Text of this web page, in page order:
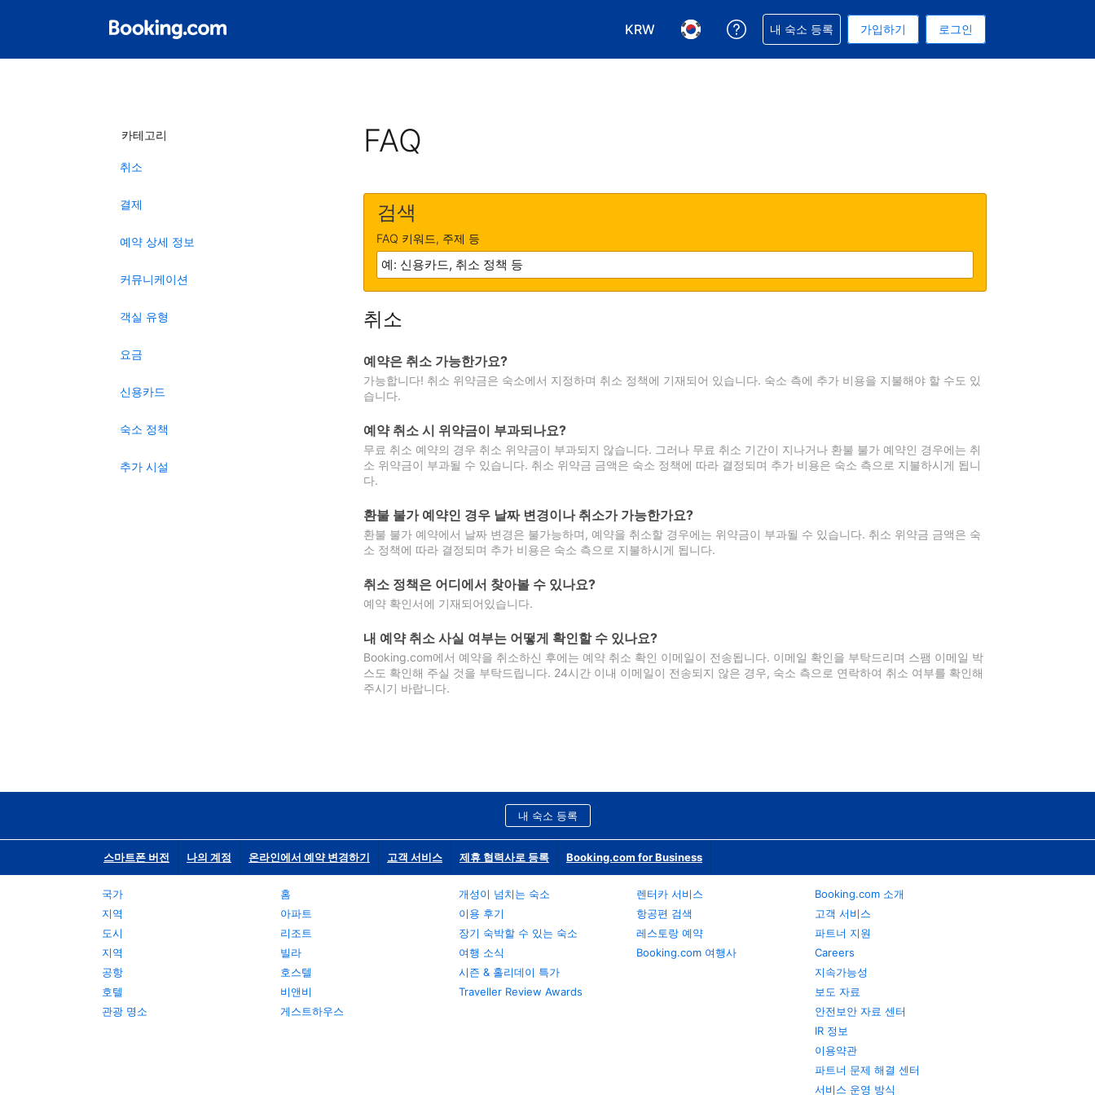
KRW
통화 선택. 현재 선택된 통화는 대한민국 원입니다
언어 선택. 현재 선택된 언어는 한국어입니다
예약과 관련해 도움을 받으실 수 있습니다
내 숙소 등록 가입하기 로그인
카테고리
취소
결제
예약 상세 정보
커뮤니케이션
객실 유형
요금
신용카드
숙소 정책
추가 시설
FAQ
검색
FAQ 키워드, 주제 등
취소
예약은 취소 가능한가요?
가능합니다! 취소 위약금은 숙소에서 지정하며 취소 정책에 기재되어 있습니다. 숙소 측에 추가 비용을 지불해야 할 수도 있
습니다.
예약 취소 시 위약금이 부과되나요?
무료 취소 예약의 경우 취소 위약금이 부과되지 않습니다. 그러나 무료 취소 기간이 지나거나 환불 불가 예약인 경우에는 취
소 위약금이 부과될 수 있습니다. 취소 위약금 금액은 숙소 정책에 따라 결정되며 추가 비용은 숙소 측으로 지불하시게 됩니
다.
환불 불가 예약인 경우 날짜 변경이나 취소가 가능한가요?
환불 불가 예약에서 날짜 변경은 불가능하며, 예약을 취소할 경우에는 위약금이 부과될 수 있습니다. 취소 위약금 금액은 숙
소 정책에 따라 결정되며 추가 비용은 숙소 측으로 지불하시게 됩니다.
취소 정책은 어디에서 찾아볼 수 있나요?
예약 확인서에 기재되어있습니다.
내 예약 취소 사실 여부는 어떻게 확인할 수 있나요?
Booking.com에서 예약을 취소하신 후에는 예약 취소 확인 이메일이 전송됩니다. 이메일 확인을 부탁드리며 스팸 이메일 박
스도 확인해 주실 것을 부탁드립니다. 24시간 이내 이메일이 전송되지 않은 경우, 숙소 측으로 연락하여 취소 여부를 확인해
주시기 바랍니다.
내 숙소 등록
스마트폰 버전 나의 계정 온라인에서 예약 변경하기 고객 서비스 제휴 협력사로 등록 Booking.com for Business
국가
지역
도시
지역
공항
호텔
관광 명소
홈
아파트
리조트
빌라
호스텔
비앤비
게스트하우스
개성이 넘치는 숙소
이용 후기
장기 숙박할 수 있는 숙소
여행 소식
시즌 & 홀리데이 특가
Traveller Review Awards
렌터카 서비스
항공편 검색
레스토랑 예약
Booking.com 여행사
Booking.com 소개
고객 서비스
파트너 지원
Careers
지속가능성
보도 자료
안전보안 자료 센터
IR 정보
이용약관
파트너 문제 해결 센터
서비스 운영 방식